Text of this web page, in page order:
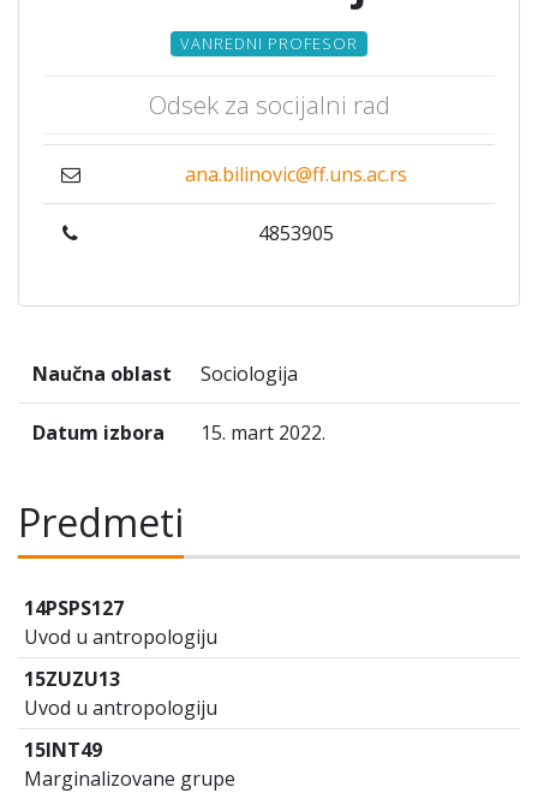
VANREDNI PROFESOR
Odsek za socijalni rad
ana.bilinovic@ff.uns.ac.rs
4853905
Naučna oblast Sociologija
Datum izbora 15. mart 2022.
Predmeti
14PSPS127
Uvod u antropologiju
15ZUZU13
Uvod u antropologiju
15INT49
Marginalizovane grupe